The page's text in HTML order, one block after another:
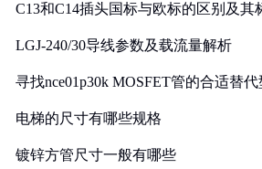
C13和C14插头国标与欧标的区别及其
LGJ-240/30导线参数及载流量解析
寻找nce01p30k MOSFET管的合适替
电梯的尺寸有哪些规格
镀锌方管尺寸一般有哪些